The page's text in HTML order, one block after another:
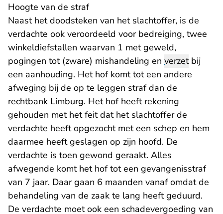
Hoogte van de straf
Naast het doodsteken van het slachtoffer, is de
verdachte ook veroordeeld voor bedreiging, twee
winkeldiefstallen waarvan 1 met geweld,
pogingen tot (zware) mishandeling en verzetbij
een aanhouding. Het hof komt tot een andere
afweging bij de op te leggen straf dan de
rechtbank Limburg. Het hof heeft rekening
gehouden met het feit dat het slachtoffer de
verdachte heeft opgezocht met een schep en hem
daarmee heeft geslagen op zijn hoofd. De
verdachte is toen gewond geraakt. Alles
afwegende komt het hof tot een gevangenisstraf
van 7 jaar. Daar gaan 6 maanden vanaf omdat de
behandeling van de zaak te lang heeft geduurd.
De verdachte moet ook een schadevergoeding van